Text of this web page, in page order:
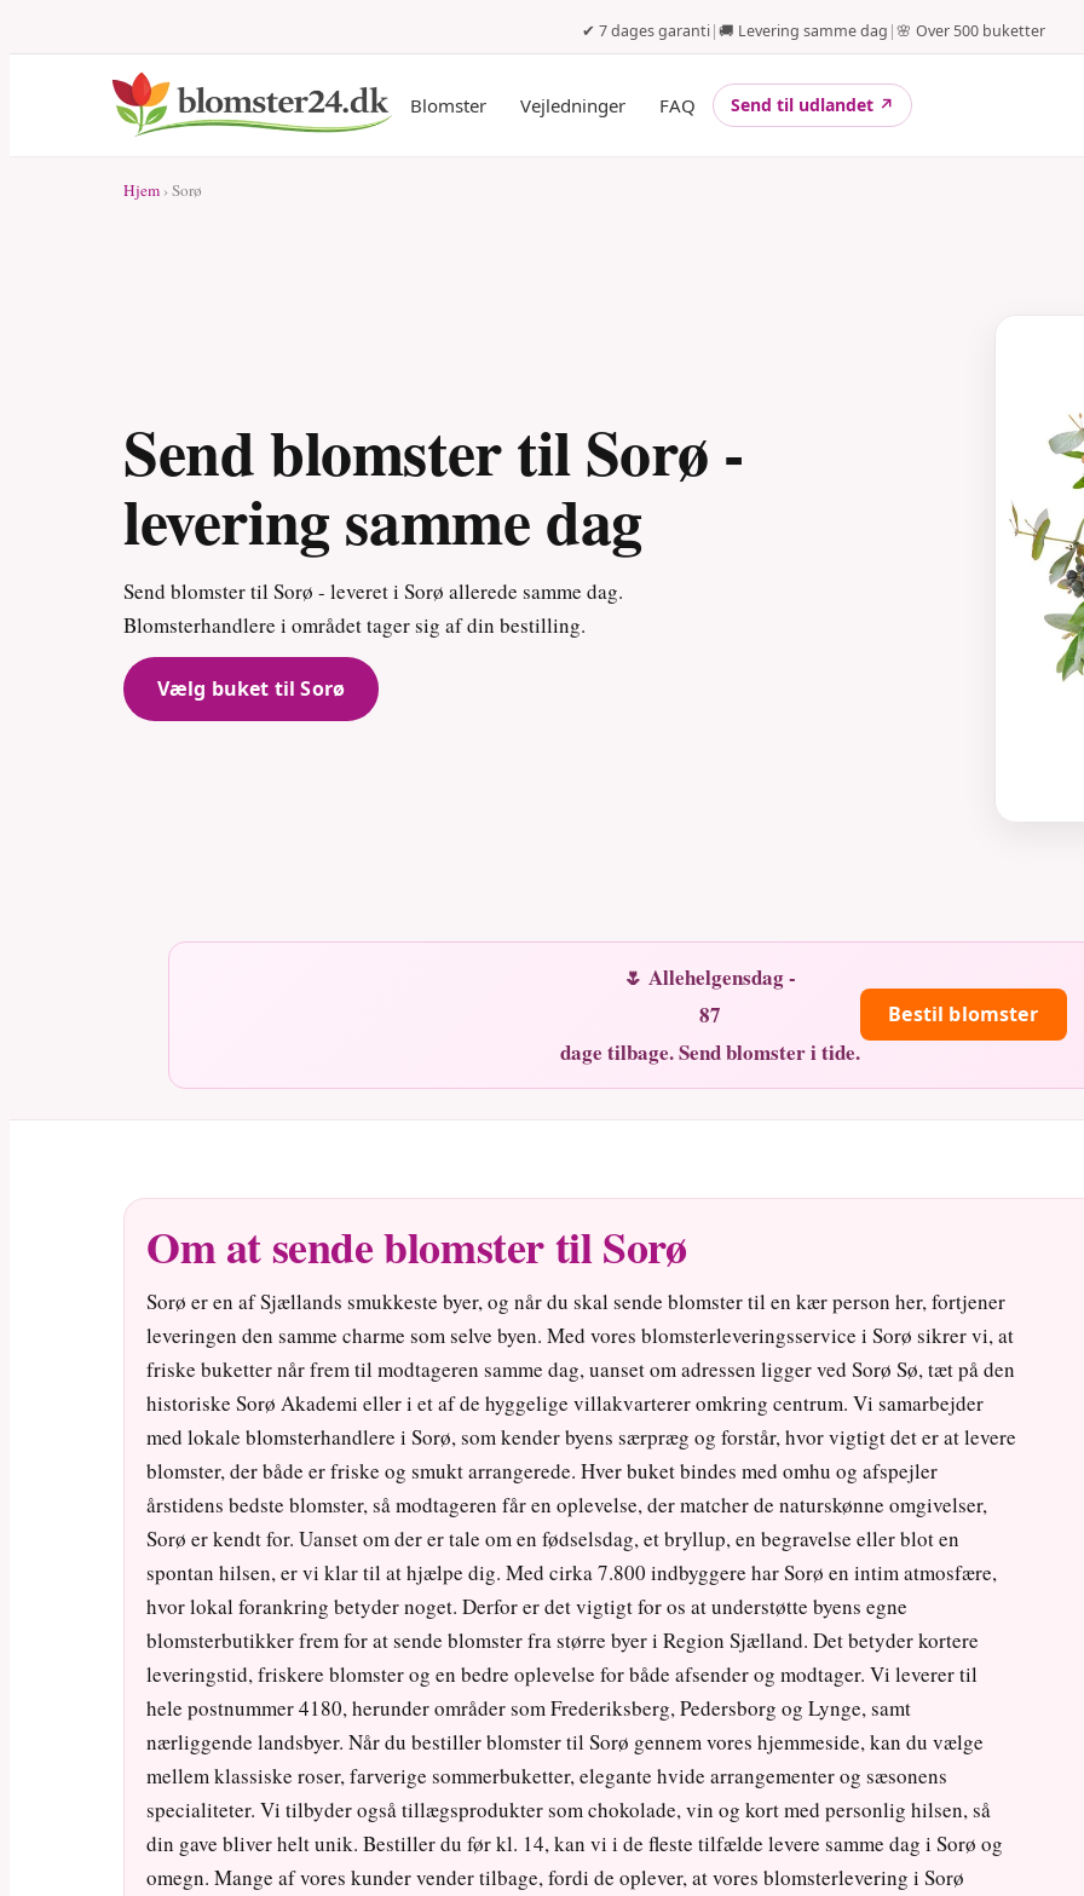
✔ 7 dages garanti|🚚 Levering samme dag |🌸 Over 500 buketter
Blomster Vejledninger FAQ Send til udlandet ↗
Hjem › Sorø
Send blomster til Sorø -
levering samme dag
Send blomster til Sorø - leveret i Sorø allerede samme dag.
Blomsterhandlere i området tager sig af din bestilling.
Vælg buket til Sorø
🌷 Allehelgensdag -
87
dage tilbage. Send blomster i tide.
Bestil blomster
Om at sende blomster til Sorø
Sorø er en af Sjællands smukkeste byer, og når du skal sende blomster til en kær person her, fortjener
leveringen den samme charme som selve byen. Med vores blomsterleveringsservice i Sorø sikrer vi, at
friske buketter når frem til modtageren samme dag, uanset om adressen ligger ved Sorø Sø, tæt på den
historiske Sorø Akademi eller i et af de hyggelige villakvarterer omkring centrum. Vi samarbejder
med lokale blomsterhandlere i Sorø, som kender byens særpræg og forstår, hvor vigtigt det er at levere
blomster, der både er friske og smukt arrangerede. Hver buket bindes med omhu og afspejler
årstidens bedste blomster, så modtageren får en oplevelse, der matcher de naturskønne omgivelser,
Sorø er kendt for. Uanset om der er tale om en fødselsdag, et bryllup, en begravelse eller blot en
spontan hilsen, er vi klar til at hjælpe dig. Med cirka 7.800 indbyggere har Sorø en intim atmosfære,
hvor lokal forankring betyder noget. Derfor er det vigtigt for os at understøtte byens egne
blomsterbutikker frem for at sende blomster fra større byer i Region Sjælland. Det betyder kortere
leveringstid, friskere blomster og en bedre oplevelse for både afsender og modtager. Vi leverer til
hele postnummer 4180, herunder områder som Frederiksberg, Pedersborg og Lynge, samt
nærliggende landsbyer. Når du bestiller blomster til Sorø gennem vores hjemmeside, kan du vælge
mellem klassiske roser, farverige sommerbuketter, elegante hvide arrangementer og sæsonens
specialiteter. Vi tilbyder også tillægsprodukter som chokolade, vin og kort med personlig hilsen, så
din gave bliver helt unik. Bestiller du før kl. 14, kan vi i de fleste tilfælde levere samme dag i Sorø og
omegn. Mange af vores kunder vender tilbage, fordi de oplever, at vores blomsterlevering i Sorø